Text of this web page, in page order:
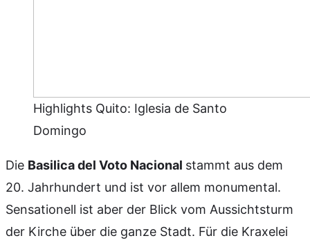
Highlights Quito: Iglesia de Santo
Domingo
Die Basilica del Voto Nacional stammt aus dem
20. Jahrhundert und ist vor allem monumental.
Sensationell ist aber der Blick vom Aussichtsturm
der Kirche über die ganze Stadt. Für die Kraxelei